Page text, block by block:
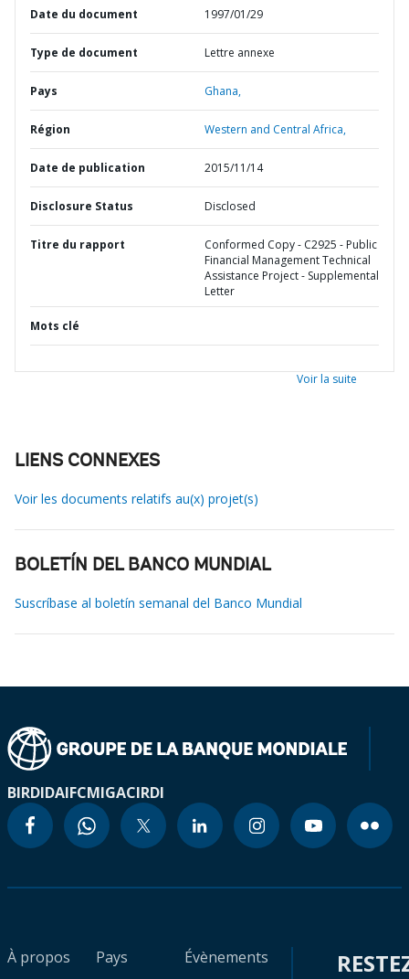
Date du document 1997/01/29
Type de document Lettre annexe
Pays Ghana,
Région Western and Central Africa,
Date de publication 2015/11/14
Disclosure Status Disclosed
Titre du rapport
Conformed Copy - C2925 - Public
Financial Management Technical
Assistance Project - Supplemental
Letter
Mots clé
Voir la suite
LIENS CONNEXES
Voir les documents relatifs au(x) projet(s)
BOLETÍN DEL BANCO MUNDIAL
Suscríbase al boletín semanal del Banco Mundial
BIRDIDAIFCMIGACIRDI
À propos
Pays
Évènements